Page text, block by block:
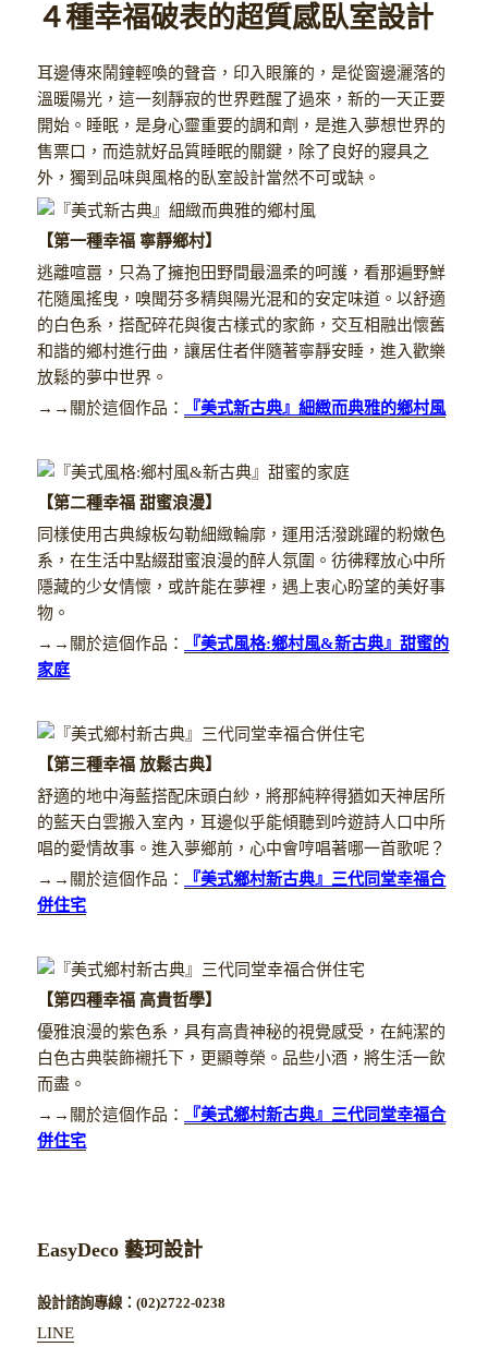
４種幸福破表的超質感臥室設計
耳邊傳來鬧鐘輕喚的聲音，印入眼簾的，是從窗邊灑落的
溫暖陽光，這一刻靜寂的世界甦醒了過來，新的一天正要
開始。睡眠，是身心靈重要的調和劑，是進入夢想世界的
售票口，而造就好品質睡眠的關鍵，除了良好的寢具之
外，獨到品味與風格的臥室設計當然不可或缺。
【第一種幸福 寧靜鄉村】
逃離喧囂，只為了擁抱田野間最溫柔的呵護，看那遍野鮮
花隨風搖曳，嗅聞芬多精與陽光混和的安定味道。以舒適
的白色系，搭配碎花與復古樣式的家飾，交互相融出懷舊
和諧的鄉村進行曲，讓居住者伴隨著寧靜安睡，進入歡樂
放鬆的夢中世界。
→→關於這個作品：
『美式新古典』細緻而典雅的鄉村風
【第二種幸福 甜蜜浪漫】
同樣使用古典線板勾勒細緻輪廓，運用活潑跳躍的粉嫩色
系，在生活中點綴甜蜜浪漫的醉人氛圍。彷彿釋放心中所
隱藏的少女情懷，或許能在夢裡，遇上衷心盼望的美好事
物。
→→關於這個作品：
『美式風格:鄉村風&新古典』甜蜜的
家庭
【第三種幸福 放鬆古典】
舒適的地中海藍搭配床頭白紗，將那純粹得猶如天神居所
的藍天白雲搬入室內，耳邊似乎能傾聽到吟遊詩人口中所
唱的愛情故事。進入夢鄉前，心中會哼唱著哪一首歌呢？
→→關於這個作品：
『美式鄉村新古典』三代同堂幸福合
併住宅
【第四種幸福 高貴哲學】
優雅浪漫的紫色系，具有高貴神秘的視覺感受，在純潔的
白色古典裝飾襯托下，更顯尊榮。品些小酒，將生活一飲
而盡。
→→關於這個作品：
『美式鄉村新古典』三代同堂幸福合
併住宅
EasyDeco 藝珂設計
設計諮詢專線：(02)2722-0238
LINE